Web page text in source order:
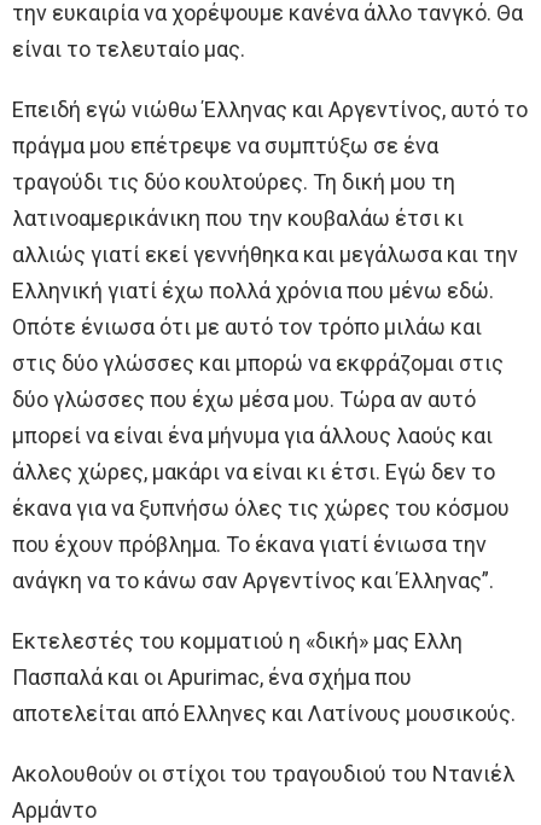
την ευκαιρία να χορέψουμε κανένα άλλο τανγκό. Θα
είναι το τελευταίο μας.
Επειδή εγώ νιώθω Έλληνας και Αργεντίνος, αυτό το
πράγμα μου επέτρεψε να συμπτύξω σε ένα
τραγούδι τις δύο κουλτούρες. Τη δική μου τη
λατινοαμερικάνικη που την κουβαλάω έτσι κι
αλλιώς γιατί εκεί γεννήθηκα και μεγάλωσα και την
Ελληνική γιατί έχω πολλά χρόνια που μένω εδώ.
Οπότε ένιωσα ότι με αυτό τον τρόπο μιλάω και
στις δύο γλώσσες και μπορώ να εκφράζομαι στις
δύο γλώσσες που έχω μέσα μου. Τώρα αν αυτό
μπορεί να είναι ένα μήνυμα για άλλους λαούς και
άλλες χώρες, μακάρι να είναι κι έτσι. Εγώ δεν το
έκανα για να ξυπνήσω όλες τις χώρες του κόσμου
που έχουν πρόβλημα. Το έκανα γιατί ένιωσα την
ανάγκη να το κάνω σαν Αργεντίνος και Έλληνας”.
Εκτελεστές του κομματιού η «δική» μας Ελλη
Πασπαλά και οι Apurimac, ένα σχήμα που
αποτελείται από Ελληνες και Λατίνους μουσικούς.
Ακολουθούν οι στίχοι του τραγουδιού του Ντανιέλ
Αρμάντο